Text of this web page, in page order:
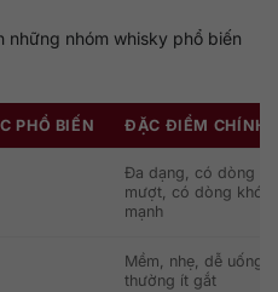
những nhóm whisky phổ biến
PHỔ BIẾN ĐẶC ĐIỂM CHÍNH
Đa dạng, có dòng
mượt, có dòng khói
mạnh
Mềm, nhẹ, dễ uống,
thường ít gắt